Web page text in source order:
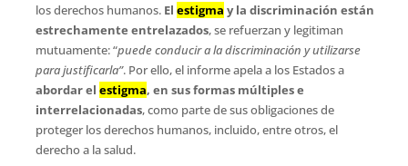
los derechos humanos. El estigma y la discriminación están
estrechamente entrelazados, se refuerzan y legitiman
mutuamente: “puede conducir a la discriminación y utilizarse
para justificarla”. Por ello, el informe apela a los Estados a
abordar el estigma, en sus formas múltiples e
interrelacionadas, como parte de sus obligaciones de
proteger los derechos humanos, incluido, entre otros, el
derecho a la salud.